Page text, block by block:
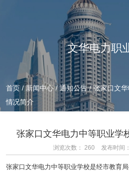
文华电力职
首页/新闻中心 /通知公告 /张家口文
情况简介
张家口文华电力中等职业学
浏览次数： 260 发布时间
张家口文华电力中等职业学校是经市教育